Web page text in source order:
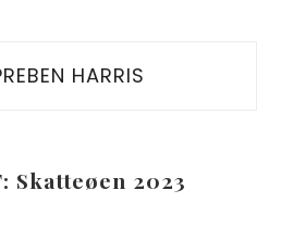
HARRIS
Skatteøen 2023